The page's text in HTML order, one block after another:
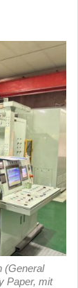
(General
Paper, mit